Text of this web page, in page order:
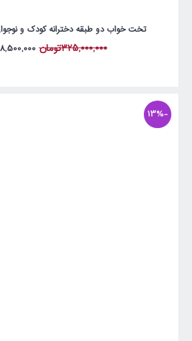
تخت خواب دو طبقه دخترانه کودک و
325,000,000تومان
-13%